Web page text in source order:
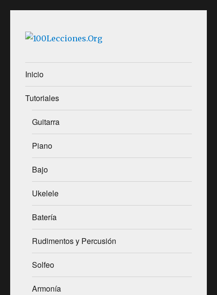
100Lecciones.Org
Inicio
Tutoriales
Guitarra
Piano
Bajo
Ukelele
Batería
Rudimentos y Percusión
Solfeo
Armonía